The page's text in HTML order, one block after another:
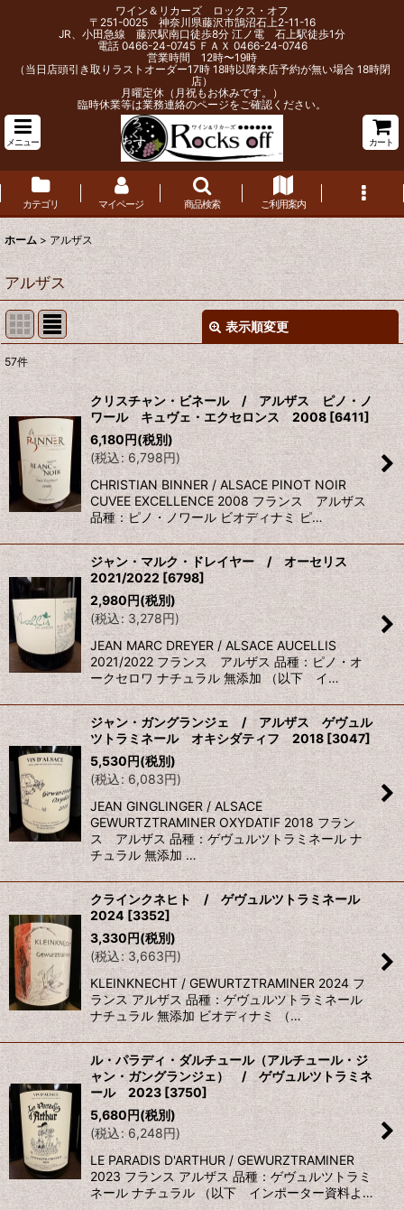
ワイン＆リカーズ ロックス・オフ
〒251-0025 神奈川県藤沢市鵠沼石上2-11-16
JR、小田急線 藤沢駅南口徒歩8分 江ノ電 石上駅徒歩1分
電話 0466-24-0745 ＦＡＸ 0466-24-0746
営業時間 12時〜19時
（当日店頭引き取りラストオーダー17時 18時以降来店予約が無い場合 18時閉
店）
月曜定休（月祝もお休みです。）
臨時休業等は業務連絡のページをご確認ください。
メニュー カート
カテゴリ マイページ 商品検索 ご利用案内
ホーム > アルザス
アルザス
表示順変更
サブカテゴリ
表示数
並び順:
絞り込む
57件
クリスチャン・ビネール / アルザス ピノ・ノ
ワール キュヴェ・エクセロンス 2008 [6411]
6,180円(税別)
(税込: 6,798円)
CHRISTIAN BINNER / ALSACE PINOT NOIR
CUVEE EXCELLENCE 2008 フランス アルザス
品種：ピノ・ノワール ビオディナミ ピ…
ジャン・マルク・ドレイヤー / オーセリス
2021/2022 [6798]
2,980円(税別)
(税込: 3,278円)
JEAN MARC DREYER / ALSACE AUCELLIS
2021/2022 フランス アルザス 品種：ピノ・オ
ークセロワ ナチュラル 無添加 （以下 イ…
ジャン・ガングランジェ / アルザス ゲヴュル
ツトラミネール オキシダティフ 2018 [3047]
5,530円(税別)
(税込: 6,083円)
JEAN GINGLINGER / ALSACE
GEWURTZTRAMINER OXYDATIF 2018 フラン
ス アルザス 品種：ゲヴュルツトラミネール ナ
チュラル 無添加 …
クラインクネヒト / ゲヴュルツトラミネール
2024 [3352]
3,330円(税別)
(税込: 3,663円)
KLEINKNECHT / GEWURTZTRAMINER 2024 フ
ランス アルザス 品種：ゲヴュルツトラミネール
ナチュラル 無添加 ビオディナミ （…
ル・パラディ・ダルチュール（アルチュール・ジ
ャン・ガングランジェ） / ゲヴュルツトラミネ
ール 2023 [3750]
5,680円(税別)
(税込: 6,248円)
LE PARADIS D'ARTHUR / GEWURZTRAMINER
2023 フランス アルザス 品種：ゲヴュルツトラミ
ネール ナチュラル （以下 インポーター資料よ…